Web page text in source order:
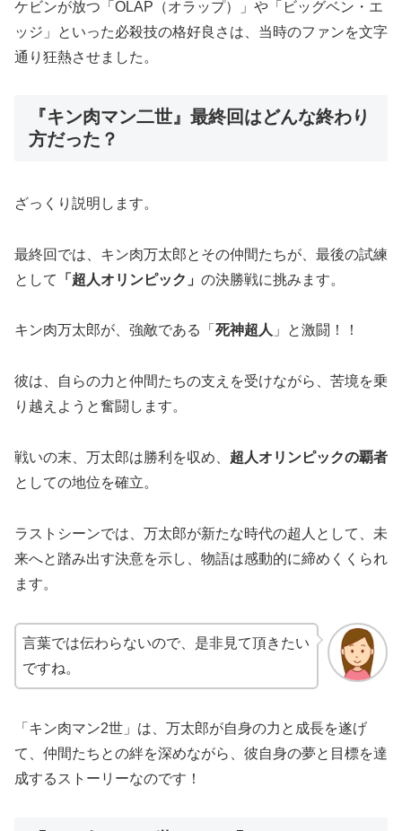
ケビンが放つ「OLAP（オラップ）」や「ビッグベン・エ
ッジ」といった必殺技の格好良さは、当時のファンを文字
通り狂熱させました。
『キン肉マン二世』最終回はどんな終わり
方だった？
ざっくり説明します。
最終回では、キン肉万太郎とその仲間たちが、最後の試練
として
「超人オリンピック」 の決勝戦に挑みます。
キン肉万太郎が、強敵である「 死神超人 」と激闘！！
彼は、自らの力と仲間たちの支えを受けながら、苦境を乗
り越えようと奮闘します。
戦いの末、万太郎は勝利を収め、 超人オリンピックの覇者
としての地位を確立。
ラストシーンでは、万太郎が新たな時代の超人として、未
来へと踏み出す決意を示し、物語は感動的に締めくくられ
ます。
言葉では伝わらないので、是非見て頂きたい
ですね。
「キン肉マン2世」は、万太郎が自身の力と成長を遂げ
て、仲間たちとの絆を深めながら、彼自身の夢と目標を達
成するストーリーなのです！